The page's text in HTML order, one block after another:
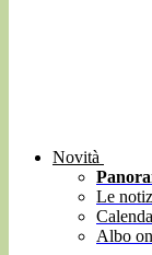
Novità
Le
Albo